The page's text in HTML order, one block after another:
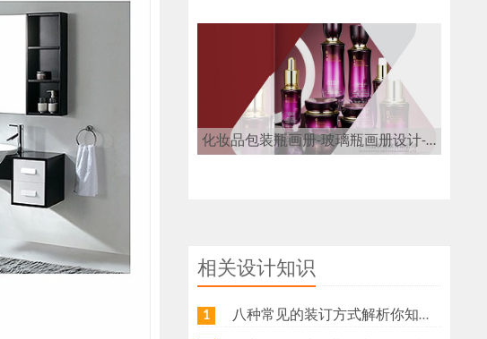
化妆品包装瓶画册-玻璃瓶画册设计-玻璃瓶画册设计公司
相关设计知识
1 八种常见的装订方式解析你知道几种？画册装订方式指南